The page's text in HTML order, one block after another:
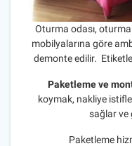
Oturma odası, oturma
mobilyalarına göre
demonte edilir.
Paketleme ve
koymak, nakliye
sağlar ve
Paketleme